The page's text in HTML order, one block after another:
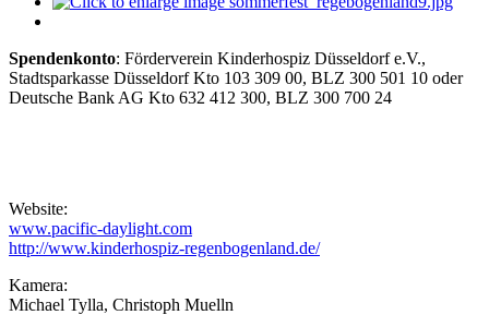
Spendenkonto: Förderverein Kinderhospiz Düsseldorf e.V.,
Stadtsparkasse Düsseldorf Kto 103 309 00, BLZ 300 501 10 oder
Deutsche Bank AG Kto 632 412 300, BLZ 300 700 24
Website:
www.pacific-daylight.com
http://www.kinderhospiz-regenbogenland.de/
Kamera:
Michael Tylla, Christoph Muelln